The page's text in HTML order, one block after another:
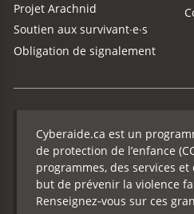
Projet Arachnid
Soutien aux survivant·e·s
Obligation de signalement
Cyberaide.ca est un
de protection de l’enfance
programmes, des services
but de prévenir la violence
Renseignez‑vous sur ces